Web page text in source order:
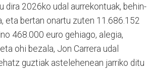
2026ko udal aurrekontuak, behin-
eta bertan onartu zuten 11.686.152
468.000 euro gehiago, alegia,
ohi bezala, Jon Carrera udal
guztiak astelehenean jarriko ditu